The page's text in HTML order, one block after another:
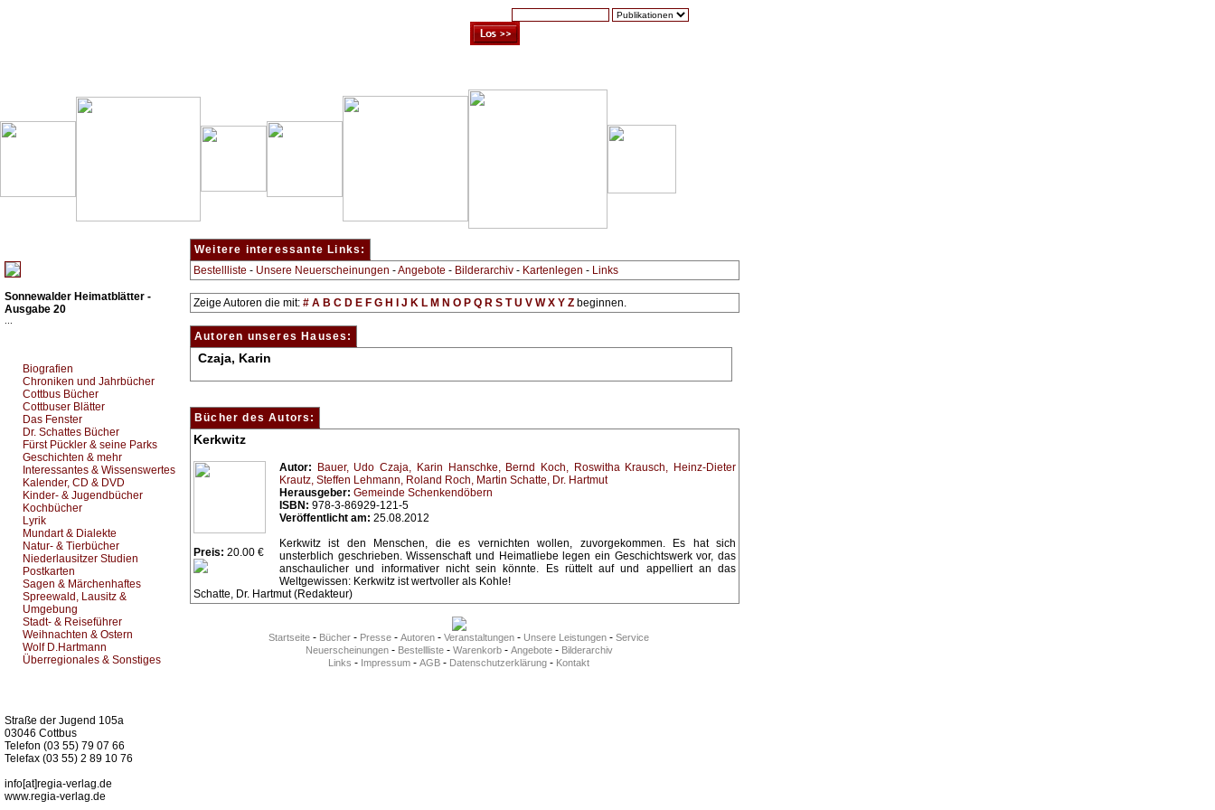
Sonnewalder Heimatblätter -
Ausgabe 20
Biografien
Chroniken und Jahrbücher
Cottbus Bücher
Cottbuser Blätter
Das Fenster
Dr. Schattes Bücher
Fürst Pückler & seine Parks
Geschichten & mehr
Interessantes & Wissenswertes
Kalender, CD & DVD
Kinder- & Jugendbücher
Kochbücher
Lyrik
Mundart & Dialekte
Natur- & Tierbücher
Niederlausitzer Studien
Postkarten
Sagen & Märchenhaftes
Spreewald, Lausitz &
Umgebung
Stadt- & Reiseführer
Weihnachten & Ostern
Wolf D.Hartmann
Überregionales & Sonstiges
Straße der Jugend 105a
03046 Cottbus
Telefon (03 55) 79 07 66
Telefax (03 55) 2 89 10 76
info[at]regia-verlag.de
www.regia-verlag.de
Weitere interessante Links:
Bestellliste - Unsere Neuerscheinungen -Angebote - Bilderarchiv - Kartenlegen - Links
Zeige Autoren die mit: # A B C D E F G H J K L M N O P Q R S T U V W X Y Z beginnen.
Autoren unseres Hauses:
Czaja, Karin
Bücher des Autors:
Kerkwitz
Preis: 20.00 €
Autor: Bauer, Udo Czaja, Karin Hanschke, Bernd Koch, Roswitha Krausch, Heinz-Dieter
Krautz, Steffen Lehmann, Roland Roch, Martin Schatte, Dr. Hartmut
Herausgeber: Gemeinde Schenkendöbern
ISBN: 978-3-86929-121-5
Veröffentlicht am: 25.08.2012
Kerkwitz ist den Menschen, die es vernichten wollen, zuvorgekommen. Es hat sich
unsterblich geschrieben. Wissenschaft und Heimatliebe legen ein Geschichtswerk vor, das
anschaulicher und informativer nicht sein könnte. Es rüttelt auf und appelliert an das
Weltgewissen: Kerkwitz ist wertvoller als Kohle!
Schatte, Dr. Hartmut (Redakteur)
Startseite - Bücher - Presse - Autoren - Veranstaltungen - Unsere Leistungen - Service
Neuerscheinungen- Bestellliste- Warenkorb- Angebote- Bilderarchiv
Links - Impressum - AGB - Datenschutzerklärung - Kontakt